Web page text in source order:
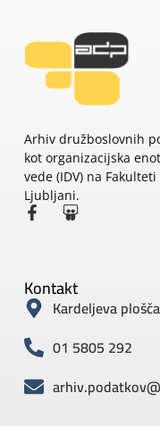
Arhiv družboslovnih
kot organizacijska
vede (IDV) na
Ljubljani.
Kontakt
Kardeljeva
01 5805 292